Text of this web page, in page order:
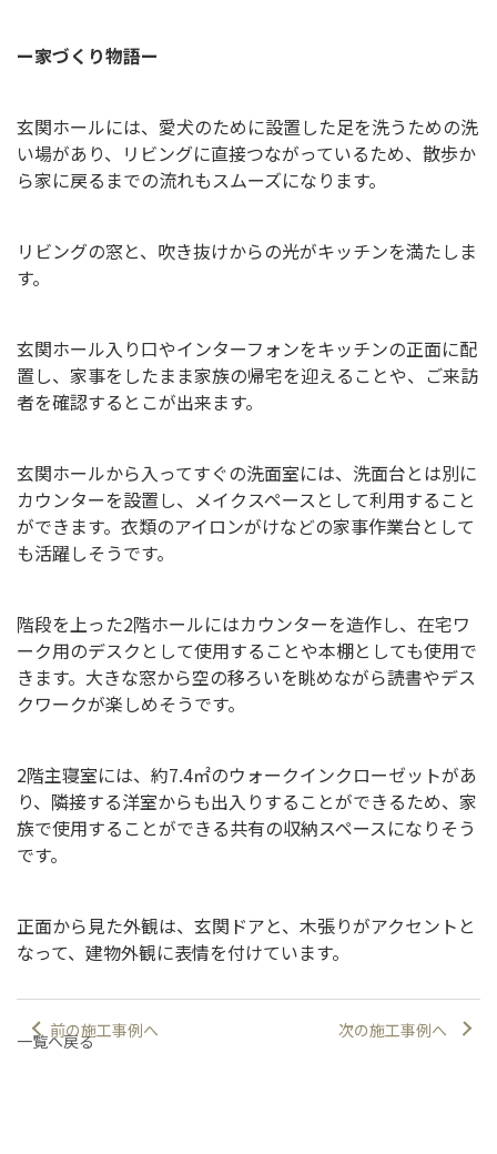
ー家づくり物語ー
玄関ホールには、愛犬のために設置した足を洗うための洗
い場があり、リビングに直接つながっているため、散歩か
ら家に戻るまでの流れもスムーズになります。
リビングの窓と、吹き抜けからの光がキッチンを満たしま
す。
玄関ホール入り口やインターフォンをキッチンの正面に配
置し、家事をしたまま家族の帰宅を迎えることや、ご来訪
者を確認するとこが出来ます。
玄関ホールから入ってすぐの洗面室には、洗面台とは別に
カウンターを設置し、メイクスペースとして利用すること
ができます。衣類のアイロンがけなどの家事作業台として
も活躍しそうです。
階段を上った2階ホールにはカウンターを造作し、在宅ワ
ーク用のデスクとして使用することや本棚としても使用で
きます。大きな窓から空の移ろいを眺めながら読書やデス
クワークが楽しめそうです。
2階主寝室には、約7.4㎡のウォークインクローゼットがあ
り、隣接する洋室からも出入りすることができるため、家
族で使用することができる共有の収納スペースになりそう
です。
正面から見た外観は、玄関ドアと、木張りがアクセントと
なって、建物外観に表情を付けています。
前の施工事例へ 次の施工事例へ
一覧へ戻る